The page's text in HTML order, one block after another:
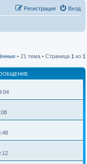
Вход
Регистрация
• 21 тема • Страница 1 из 1